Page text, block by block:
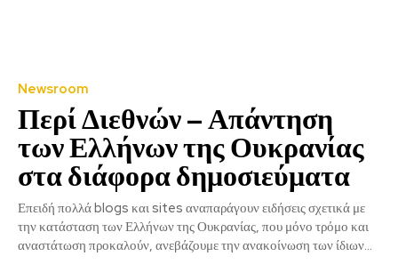
Newsroom
Περί Διεθνών – Απάντηση
των Ελλήνων της Ουκρανίας
στα διάφορα δημοσιεύματα
Επειδή πολλά blogs και sites αναπαράγουν ειδήσεις σχετικά με
την κατάσταση των Ελλήνων της Ουκρανίας, που μόνο τρόμο και
αναστάτωση προκαλούν, ανεβάζουμε την ανακοίνωση των ίδιων...